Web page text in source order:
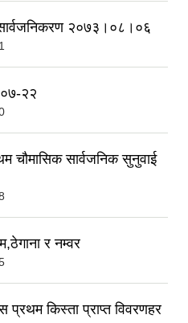
सार्वजनिकरण २०७३।०८।०६
२२
सार्वजनिक सुनुवाई
र नम्वर
किस्ता प्राप्त विवरणहर